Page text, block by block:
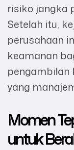
risiko jangka
Setelah itu,
perusahaan
keamanan
pengambilan
yang
Momen
untuk